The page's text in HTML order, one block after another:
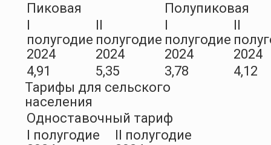
Пиковая
Полупиковая
полугодие
2024
полугодие
2024
полугодие
2024
2024
4,91
5,35 3,78
4,12
Тарифы для сельского
населения
Одноставочный тариф
I полугодие
II полугодие